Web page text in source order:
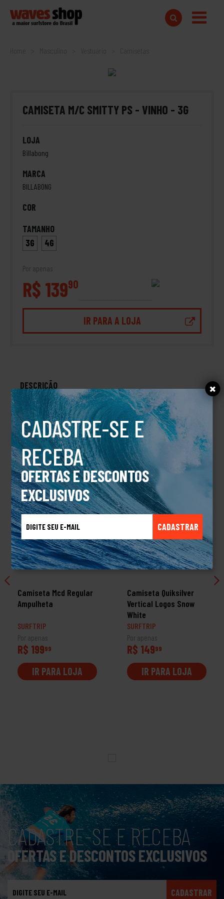
CADASTRE-SE E
RECEBA
OFERTAS E DESCONTOS
EXCLUSIVOS
CADASTRAR
Home Camisetas
CAMISETA M/C SMITTY PS - VINHO - 3G
LOJA
Billabong
MARCA
BILLABONG
COR
TAMANHO
3G
4G
Por apenas
R$ 13990
IR PARA A LOJA
DESCRIÇÃO
CAMISETA M/C SMITTY PS
TALVEZ VOCÊ TAMBÉM GOSTE
Camiseta Mcd Regular
Ampulheta
SURFTRIP
Por apenas
R$ 19999
IR PARA LOJA
Camiseta Quiksilver
Vertical Logos Snow
White
SURFTRIP
Por apenas
R$ 14999
IR PARA LOJA
CADASTRE-SE E RECEBA
OFERTAS E DESCONTOS EXCLUSIVOS
CADASTRAR